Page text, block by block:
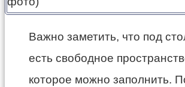
Важно заметить, что под
есть свободное
которое можно заполнить.